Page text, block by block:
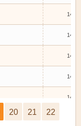
20 21 22